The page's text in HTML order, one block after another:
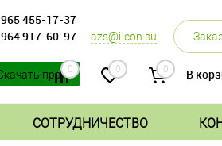
455-17-37
917-60-97
azs@i-con.su
прайс
0 0 0 В
СОТРУДНИЧЕСТВО